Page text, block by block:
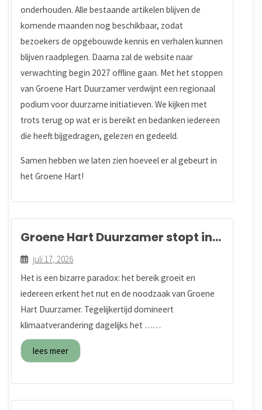
onderhouden. Alle bestaande artikelen blijven de
komende maanden nog beschikbaar, zodat
bezoekers de opgebouwde kennis en verhalen kunnen
blijven raadplegen. Daarna zal de website naar
verwachting begin 2027 offline gaan. Met het stoppen
van Groene Hart Duurzamer verdwijnt een regionaal
podium voor duurzame initiatieven. We kijken met
trots terug op wat er is bereikt en bedanken iedereen
die heeft bijgedragen, gelezen en gedeeld.
Samen hebben we laten zien hoeveel er al gebeurt in
het Groene Hart!
Groene Hart Duurzamer stopt in
augustus 2026
juli 17, 2026
Het is een bizarre paradox: het bereik groeit en
iedereen erkent het nut en de noodzaak van Groene
Hart Duurzamer. Tegelijkertijd domineert
klimaatverandering dagelijks het ……
lees meer